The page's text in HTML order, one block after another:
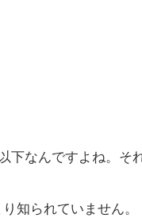
下なんですよね。そ
知られていません。